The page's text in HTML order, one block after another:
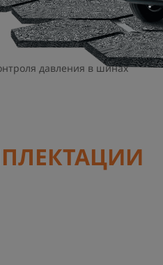
давления в шинах